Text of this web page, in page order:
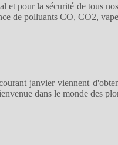
et pour la sécurité de tous
de polluants CO, CO2,
janvier viennent
dans le monde des